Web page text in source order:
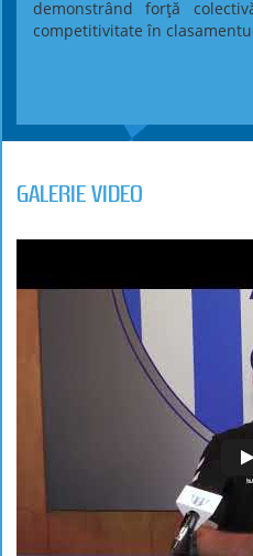
demonstrând forță
competitivitate în
GALERIE VIDEO